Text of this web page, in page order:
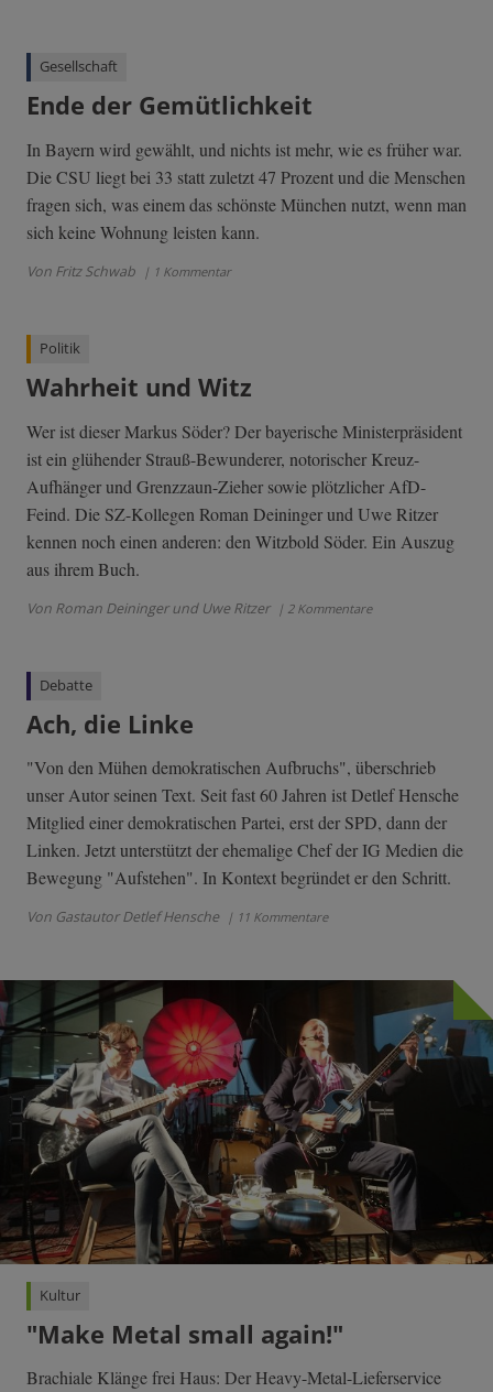
Gesellschaft
Ende der Gemütlichkeit
In Bayern wird gewählt, und nichts ist mehr, wie es früher war.
Die CSU liegt bei 33 statt zuletzt 47 Prozent und die Menschen
fragen sich, was einem das schönste München nutzt, wenn man
sich keine Wohnung leisten kann.
Von Fritz Schwab | 1 Kommentar
Politik
Wahrheit und Witz
Wer ist dieser Markus Söder? Der bayerische Ministerpräsident
ist ein glühender Strauß-Bewunderer, notorischer Kreuz-
Aufhänger und Grenzzaun-Zieher sowie plötzlicher AfD-
Feind. Die SZ-Kollegen Roman Deininger und Uwe Ritzer
kennen noch einen anderen: den Witzbold Söder. Ein Auszug
aus ihrem Buch.
Von Roman Deininger und Uwe Ritzer | 2 Kommentare
Debatte
Ach, die Linke
"Von den Mühen demokratischen Aufbruchs", überschrieb
unser Autor seinen Text. Seit fast 60 Jahren ist Detlef Hensche
Mitglied einer demokratischen Partei, erst der SPD, dann der
Linken. Jetzt unterstützt der ehemalige Chef der IG Medien die
Bewegung "Aufstehen". In Kontext begründet er den Schritt.
Von Gastautor Detlef Hensche | 11 Kommentare
Kultur
"Make Metal small again!"
Brachiale Klänge frei Haus: Der Heavy-Metal-Lieferservice